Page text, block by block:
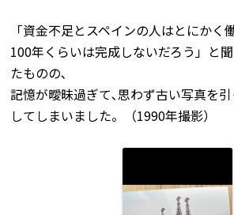
「資金不足とスペインの人はとにかく
100年くらいは完成しないだろう」と
たものの､
記憶が曖昧過ぎて､思わず古い写真を
してしまいました。（1990年撮影）